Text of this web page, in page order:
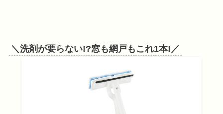
＼洗剤が要らない!?窓も網戸もこれ1本!／